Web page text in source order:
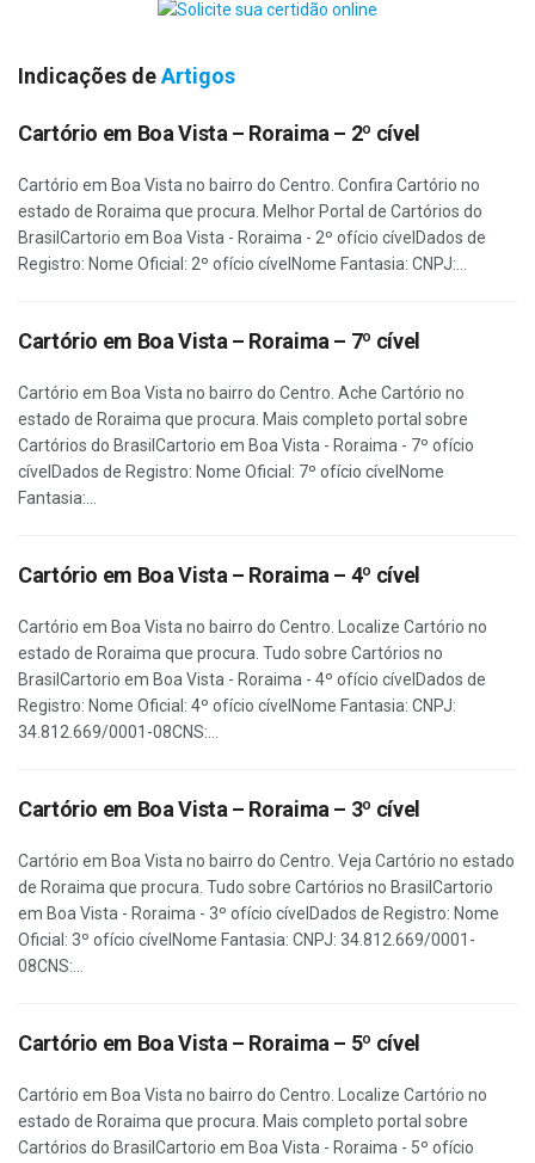
Indicações deArtigos
Cartório em Boa Vista – Roraima – 2º cível
Cartório em Boa Vista no bairro do Centro. Confira Cartório no
estado de Roraima que procura. Melhor Portal de Cartórios do
BrasilCartorio em Boa Vista - Roraima - 2º ofício cívelDados de
Registro: Nome Oficial: 2º ofício cívelNome Fantasia: CNPJ:...
Cartório em Boa Vista – Roraima – 7º cível
Cartório em Boa Vista no bairro do Centro. Ache Cartório no
estado de Roraima que procura. Mais completo portal sobre
Cartórios do BrasilCartorio em Boa Vista - Roraima - 7º ofício
cívelDados de Registro: Nome Oficial: 7º ofício cívelNome
Fantasia:...
Cartório em Boa Vista – Roraima – 4º cível
Cartório em Boa Vista no bairro do Centro. Localize Cartório no
estado de Roraima que procura. Tudo sobre Cartórios no
BrasilCartorio em Boa Vista - Roraima - 4º ofício cívelDados de
Registro: Nome Oficial: 4º ofício cívelNome Fantasia: CNPJ:
34.812.669/0001-08CNS:...
Cartório em Boa Vista – Roraima – 3º cível
Cartório em Boa Vista no bairro do Centro. Veja Cartório no estado
de Roraima que procura. Tudo sobre Cartórios no BrasilCartorio
em Boa Vista - Roraima - 3º ofício cívelDados de Registro: Nome
Oficial: 3º ofício cívelNome Fantasia: CNPJ: 34.812.669/0001-
08CNS:...
Cartório em Boa Vista – Roraima – 5º cível
Cartório em Boa Vista no bairro do Centro. Localize Cartório no
estado de Roraima que procura. Mais completo portal sobre
Cartórios do BrasilCartorio em Boa Vista - Roraima - 5º ofício